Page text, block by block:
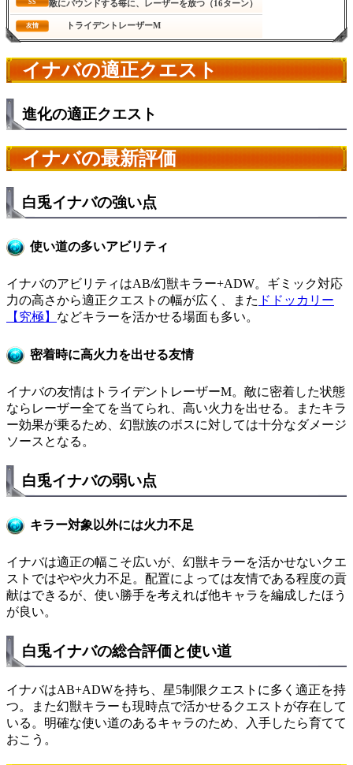
SS 敵にバウンドする毎に、レーザーを放つ（16ターン）
友情 トライデントレーザーM
イナバの適正クエスト
進化の適正クエスト
イナバの最新評価
白兎イナバの強い点
使い道の多いアビリティ
イナバのアビリティはAB/幻獣キラー+ADW。ギミック対応
力の高さから適正クエストの幅が広く、また ドドッカリー
【究極】 などキラーを活かせる場面も多い。
密着時に高火力を出せる友情
イナバの友情はトライデントレーザーM。敵に密着した状態
ならレーザー全てを当てられ、高い火力を出せる。またキラ
ー効果が乗るため、幻獣族のボスに対しては十分なダメージ
ソースとなる。
白兎イナバの弱い点
キラー対象以外には火力不足
イナバは適正の幅こそ広いが、幻獣キラーを活かせないクエ
ストではやや火力不足。配置によっては友情である程度の貢
献はできるが、使い勝手を考えれば他キャラを編成したほう
が良い。
白兎イナバの総合評価と使い道
イナバはAB+ADWを持ち、星5制限クエストに多く適正を持
つ。また幻獣キラーも現時点で活かせるクエストが存在して
いる。明確な使い道のあるキャラのため、入手したら育てて
おこう。